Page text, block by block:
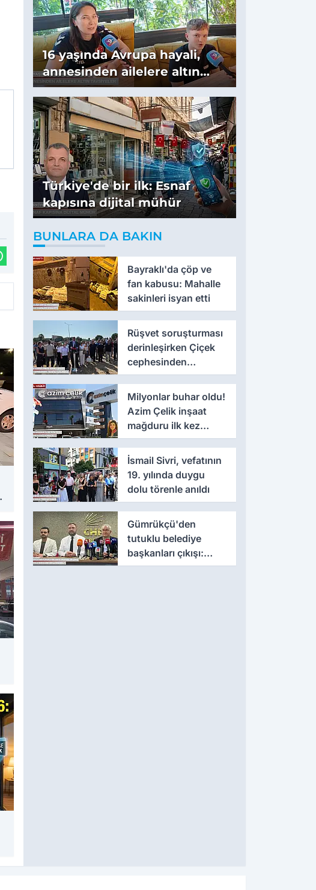
16 yaşında Avrupa hayali,
annesinden ailelere altın
tavsiyeler
Türkiye'de bir ilk: Esnaf
kapısına dijital mühür
BUNLARA DA BAKIN
Bayraklı'da çöp ve
fan kabusu: Mahalle
sakinleri isyan etti
Rüşvet soruşturması
derinleşirken Çiçek
cephesinden
'montaj' savunması
Milyonlar buhar oldu!
Azim Çelik inşaat
mağduru ilk kez
konuştu
İsmail Sivri, vefatının
19. yılında duygu
dolu törenle anıldı
Gümrükçü'den
tutuklu belediye
başkanları çıkışı:
'Yıllarca iddianame